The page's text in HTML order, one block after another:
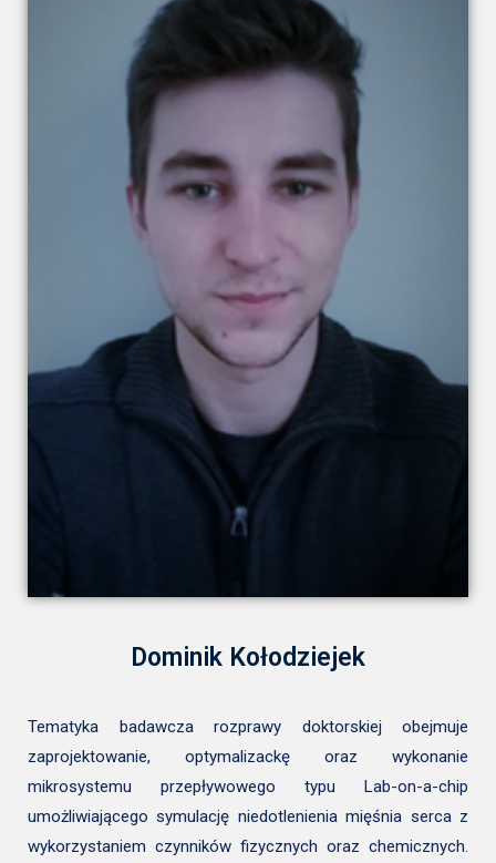
Dominik Kołodziejek
Tematyka badawcza rozprawy doktorskiej obejmuje
zaprojektowanie, optymalizackę oraz wykonanie
mikrosystemu przepływowego typu Lab-on-a-chip
umożliwiającego symulację niedotlenienia mięśnia serca z
wykorzystaniem czynników fizycznych oraz chemicznych.